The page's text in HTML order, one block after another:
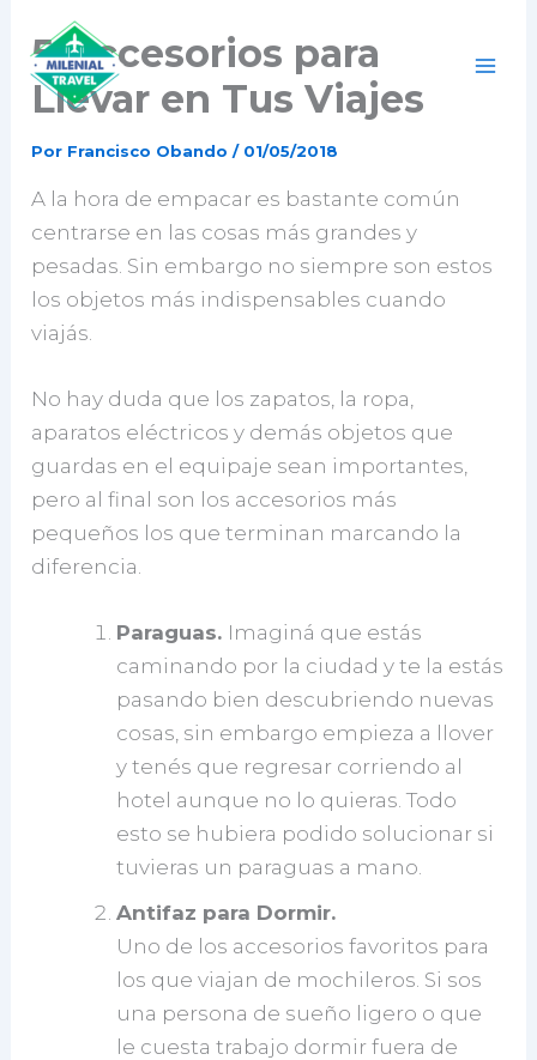
contenido
5 Accesorios para
Llevar en Tus Viajes
Por Francisco Obando/ 01/05/2018
A la hora de empacar es bastante común
centrarse en las cosas más grandes y
pesadas. Sin embargo no siempre son estos
los objetos más indispensables cuando
viajás.
No hay duda que los zapatos, la ropa,
aparatos eléctricos y demás objetos que
guardas en el equipaje sean importantes,
pero al final son los accesorios más
pequeños los que terminan marcando la
diferencia.
Paraguas. Imaginá que estás
caminando por la ciudad y te la estás
pasando bien descubriendo nuevas
cosas, sin embargo empieza a llover
y tenés que regresar corriendo al
hotel aunque no lo quieras. Todo
esto se hubiera podido solucionar si
tuvieras un paraguas a mano.
Antifaz para Dormir.
Uno de los accesorios favoritos para
los que viajan de mochileros. Si sos
una persona de sueño ligero o que
le cuesta trabajo dormir fuera de